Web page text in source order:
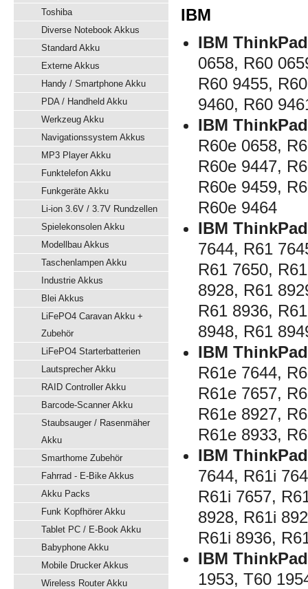
Toshiba
Diverse Notebook Akkus
Standard Akku
Externe Akkus
Handy / Smartphone Akku
PDA / Handheld Akku
Werkzeug Akku
Navigationssystem Akkus
MP3 Player Akku
Funktelefon Akku
Funkgeräte Akku
Li-ion 3.6V / 3.7V Rundzellen
Spielekonsolen Akku
Modellbau Akkus
Taschenlampen Akku
Industrie Akkus
Blei Akkus
LiFePO4 Caravan Akku +
Zubehör
LiFePO4 Starterbatterien
Lautsprecher Akku
RAID Controller Akku
Barcode-Scanner Akku
Staubsauger / Rasenmäher
Akku
Smarthome Zubehör
Fahrrad - E-Bike Akkus
Akku Packs
Funk Kopfhörer Akku
Tablet PC / E-Book Akku
Babyphone Akku
Mobile Drucker Akkus
Wireless Router Akku
IBM
IBM
0658, R60
R60 9455,
9460, R60
IBM
R60e 0658,
R60e 9447,
R60e 9459,
R60e 9464
IBM
7644, R61
R61 7650,
8928, R61
R61 8936,
8948, R61
IBM
R61e 7644,
R61e 7657,
R61e 8927,
R61e 8933,
IBM
7644, R61i
R61i 7657,
8928, R61i
R61i 8936,
IBM
1953, T60